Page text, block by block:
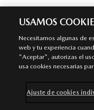
sus datos,
revoque el permiso
través de la Gestión
¿Utilizará Mazda
ellos terceros?
USAMOS
Necesitamos algunas de
web y tu experiencia
"Aceptar", autorizas el
usa cookies necesarias
Ajuste de cookies